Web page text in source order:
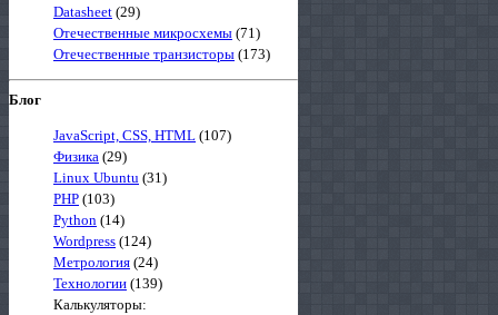
Datasheet (29)
Отечественные микросхемы (71)
Отечественные транзисторы (173)
Блог
JavaScript, CSS, HTML (107)
Физика (29)
Linux Ubuntu (31)
PHP (103)
Python (14)
Wordpress (124)
Метрология (24)
Технологии (139)
Калькуляторы: